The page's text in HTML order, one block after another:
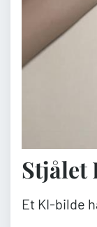
Stjålet
Et KI-bilde